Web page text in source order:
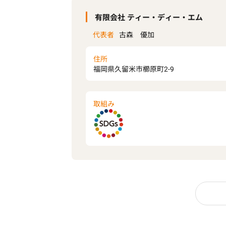
有限会社 ティー・ディー・エム
代表者 古森 優加
住所
福岡県久留米市櫛原町2-9
取組み